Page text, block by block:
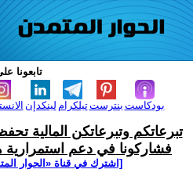
تابعونا
لينكدإن تيلكرامبنترست بودكاست
تبرعاتكم وتبرعاتكن المالية
فشاركونا في دعم استمرارية
[اشترك في قناة ‫«الحوار